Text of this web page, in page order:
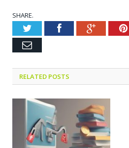
SHARE.
TwitterFacebookGoogle+
Email
RELATED POSTS